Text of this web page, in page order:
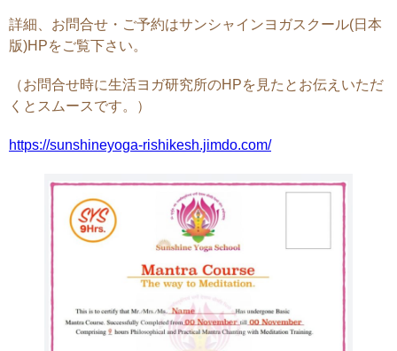
詳細、お問合せ・ご予約はサンシャインヨガスクール(日本
版)HPをご覧下さい。
（お問合せ時に生活ヨガ研究所のHPを見たとお伝えいただ
くとスムースです。）
https://sunshineyoga-rishikesh.jimdo.com/